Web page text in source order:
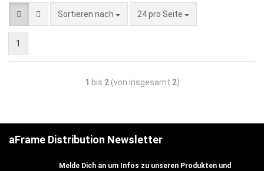
Sortieren nach 24 pro Seite
1
1 bis 2(von insgesamt 2)
aFrame Distribution Newsletter
Melde Dich an um Infos zu unseren Produkten und